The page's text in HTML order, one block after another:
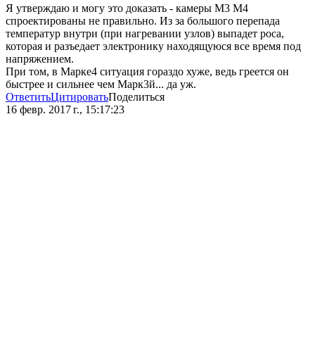
Я утверждаю и могу это доказать - камеры M3 M4
спроектированы не правильно. Из за большого перепада
температур внутри (при нагревании узлов) выпадет роса,
которая и разъедает электронику находящуюся все время под
напряжением.
При том, в Марке4 ситуация гораздо хуже, ведь греется он
быстрее и сильнее чем Марк3й... да уж.
ОтветитьЦитироватьПоделиться
16 февр. 2017 г., 15:17:23